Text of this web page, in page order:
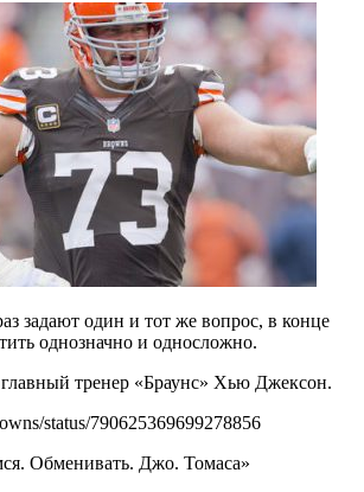
задают один и тот же вопрос, в конце
однозначно и односложно.
тренер «Браунс» Хью Джексон.
status/790625369699278856
Обменивать. Джо. Томаса»